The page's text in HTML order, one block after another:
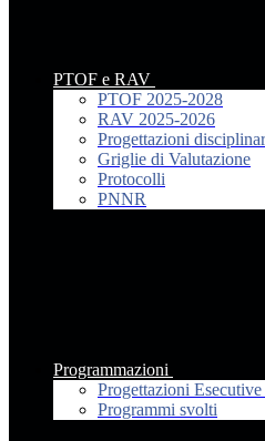
PTOF e RAV
PTOF 2025-2028
RAV 2025-2026
Progettazioni
Griglie di Valutazione
Protocolli
PNNR
Programmazioni
Progettazioni
Programmi svolti